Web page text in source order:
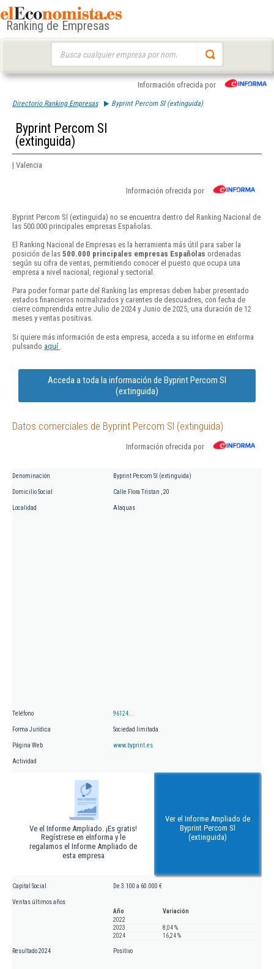
Ranking de Empresas
Información ofrecida por
Directorio Ranking Empresas Byprint Percom Sl (extinguida)
Byprint Percom Sl
(extinguida)
| Valencia
Información ofrecida por
Byprint Percom Sl (extinguida) no se encuentra dentro del Ranking Nacional de
las 500.000 principales empresas Españolas.
El Ranking Nacional de Empresas es la herramienta más útil para saber la
posición de las 500.000 principales empresas Españolas ordenadas
según su cifra de ventas, permitiendo conocer el puesto que ocupa una
empresa a nivel nacional, regional y sectorial.
Para poder formar parte del Ranking las empresas deben haber presentado
estados financieros normalizados y carentes de descuadres, con fecha de
cierre comprendida entre Julio de 2024 y Junio de 2025, una duración de 12
meses y ventas positivas.
Si quiere más información de esta empresa, acceda a su informe en eInforma
pulsando aquí
Acceda a toda la información de Byprint Percom Sl
(extinguida)
Datos comerciales de Byprint Percom Sl (extinguida)
Información ofrecida por
Denominación Byprint Percom Sl (extinguida)
Domicilio Social Calle Flora Tristan , 20
Localidad Alaquas
Teléfono 96124...
Forma Jurídica Sociedad limitada
Página Web www.byprint.es
Actividad
Ve el Informe Ampliado. ¡Es gratis!
Regístrese en eInforma y le
regalamos el Informe Ampliado de
esta empresa
Ver el Informe Ampliado de
Byprint Percom Sl
(extinguida)
Capital Social De 3.100 a 60.000 €
Ventas últimos años
Año
Variación
2022
2023
8,04 %
2024
16,24 %
Resultado 2024 Positivo